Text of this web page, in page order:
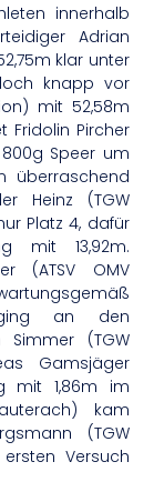
innerhalb
Adrian
klar unter
knapp vor
mit 52,58m
Fridolin Pircher
Speer um
überraschend
Heinz (TGW
Platz 4, dafür
mit 13,92m.
(ATSV OMV
an den
Simmer (TGW
Gamsjäger
mit 1,86m im
kam
(TGW
Versuch